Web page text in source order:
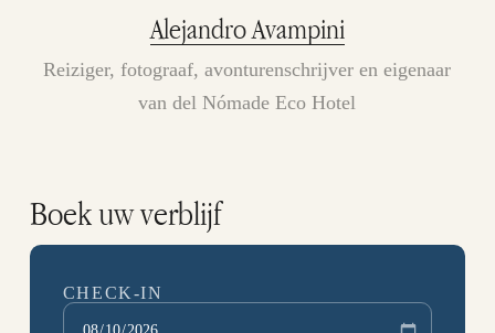
Alejandro Avampini
Reiziger, fotograaf, avonturenschrijver en eigenaar
van del Nómade Eco Hotel
Boek uw verblijf
CHECK-IN